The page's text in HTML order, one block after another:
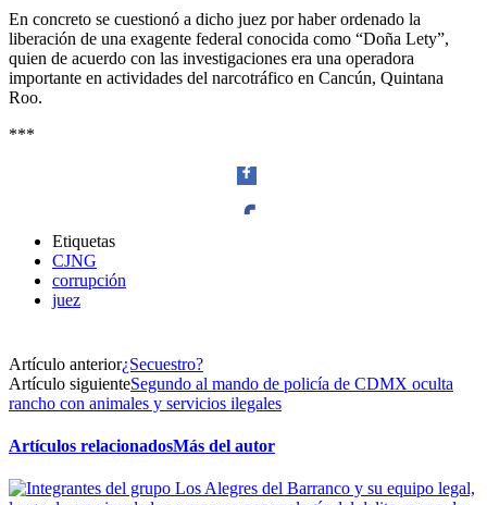
Bluesky
En concreto se cuestionó a dicho juez por haber ordenado la
liberación de una exagente federal conocida como “Doña Lety”,
quien de acuerdo con las investigaciones era una operadora
importante en actividades del narcotráfico en Cancún, Quintana
Roo.
***
Twitter
Etiquetas
CJNG
corrupción
juez
Artículo anterior¿Secuestro?
Artículo siguienteSegundo al mando de policía de CDMX oculta
rancho con animales y servicios ilegales
Artículos relacionadosMás del autor